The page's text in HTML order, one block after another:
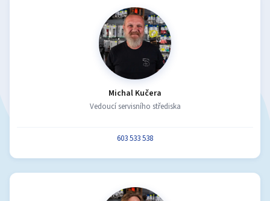
Michal Kučera
Vedoucí servisního střediska
603 533 538